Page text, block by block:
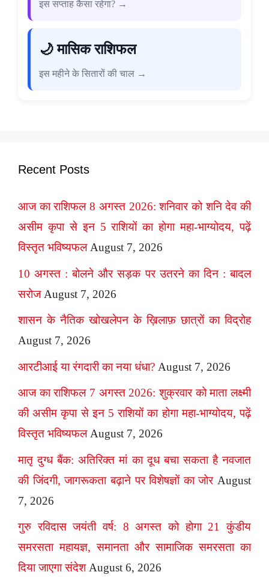
इस सप्ताह कैसा रहेगा? →
🌙 मासिक राशिफल
इस महीने के सितारों की चाल →
Recent Posts
आज का राशिफल 8 अगस्त 2026: शनिवार को शनि देव की
असीम कृपा से इन 5 राशियों का होगा महा-भाग्योदय, पढ़ें
विस्तृत भविष्यफल August 7, 2026
10 अगस्त : बोलने और सड़क पर उतरने का दिन : बादल
सरोज August 7, 2026
शासन के नैतिक खोखलेपन के ख़िलाफ़ छात्रों का विद्रोह
August 7, 2026
आरटीआई या रंगदारी का नया धंधा? August 7, 2026
आज का राशिफल 7 अगस्त 2026: शुक्रवार को माता लक्ष्मी
की असीम कृपा से इन 5 राशियों का होगा महा-भाग्योदय, पढ़ें
विस्तृत भविष्यफल August 7, 2026
मातृ दुग्ध बैंक: अतिरिक्त मां का दूध बचा सकता है नवजात
की जिंदगी, जागरूकता बढ़ाने पर विशेषज्ञों का जोर August
7, 2026
गुरु रविदास जयंती वर्ष: 8 अगस्त को होगा 21 कुंडीय
समरसता महायज्ञ, समानता और सामाजिक समरसता का
दिया जाएगा संदेश August 6, 2026